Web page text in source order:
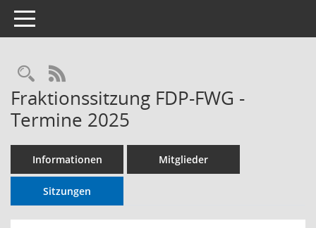
Toggle navigation
RSS-Feed
Fraktionssitzung FDP-FWG -
Termine 2025
Informationen Mitglieder
Sitzungen